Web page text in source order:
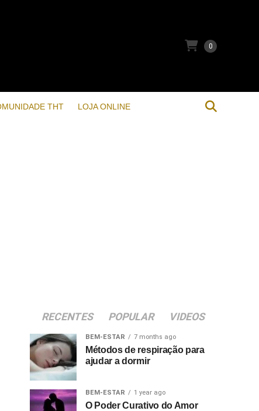
0
THT LOJA ONLINE
RECENTES POPULAR VIDEOS
BEM-ESTAR 7 months ago
Métodos de respiração para
ajudar a dormir
BEM-ESTAR 1 year ago
O Poder Curativo do Amor